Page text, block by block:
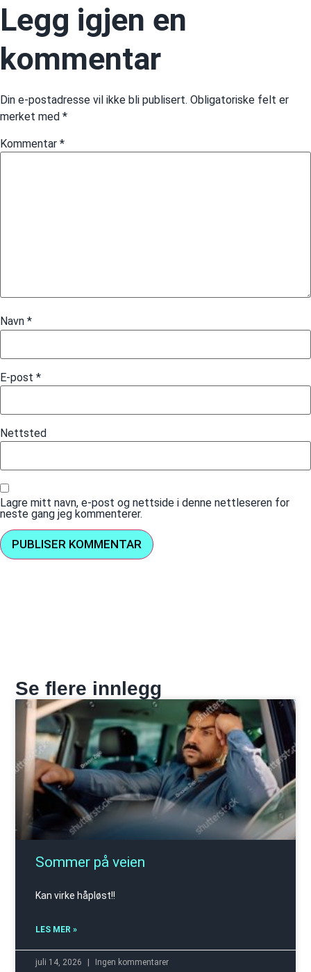
Legg igjen en
kommentar
Din e-postadresse vil ikke bli publisert. Obligatoriske felt er
merket med *
Kommentar *
Navn *
E-post *
Nettsted
Lagre mitt navn, e-post og nettside i denne nettleseren for
neste gang jeg kommenterer.
Se flere innlegg
Sommer på veien
Kan virke håpløst!!
LES MER »
juli 14, 2026 Ingen kommentarer